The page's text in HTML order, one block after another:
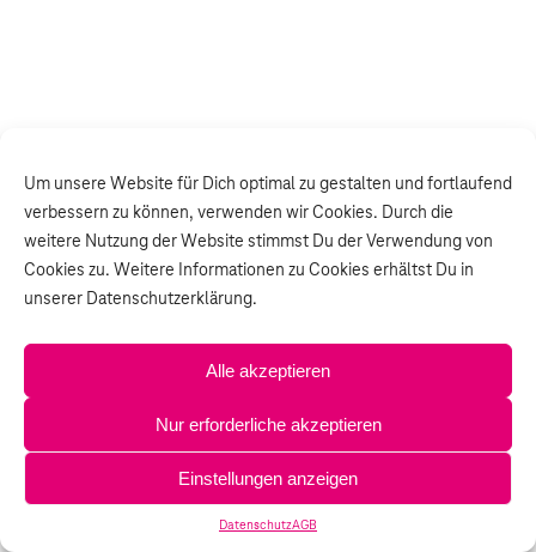
Um unsere Website für Dich optimal zu gestalten und fortlaufend
verbessern zu können, verwenden wir Cookies. Durch die
weitere Nutzung der Website stimmst Du der Verwendung von
Cookies zu. Weitere Informationen zu Cookies erhältst Du in
unserer Datenschutzerklärung.
Alle akzeptieren
Nur erforderliche akzeptieren
Einstellungen anzeigen
DatenschutzAGB